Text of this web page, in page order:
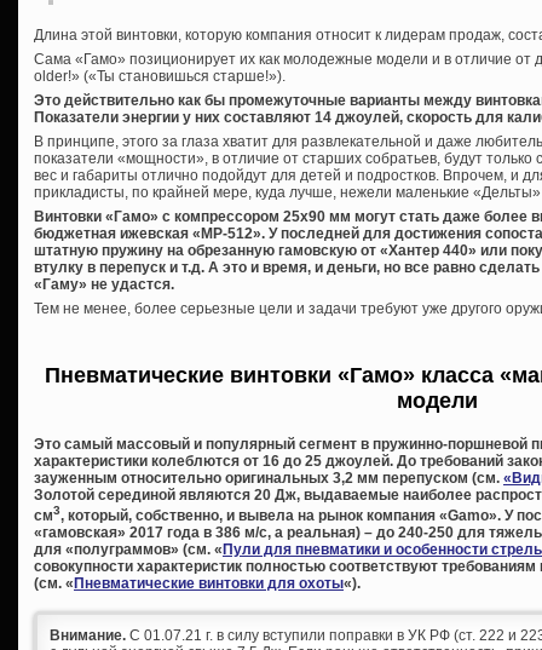
Длина этой винтовки, которую компания относит к лидерам продаж,
Сама «Гамо» позиционирует их как молодежные модели и в отличие от
older!» («Ты становишься старше!»).
Это действительно как бы промежуточные варианты между
Показатели энергии у них составляют 14 джоулей, скорость для
В принципе, этого за глаза хватит для развлекательной и даже
показатели «мощности», в отличие от старших собратьев, будут
вес и габариты отлично подойдут для детей и подростков. Впрочем, и
прикладисты, по крайней мере, куда лучше, нежели маленькие
Винтовки «Гамо» с компрессором 25х90 мм могут стать даже более
бюджетная ижевская «МР-512». У последней для достижения
штатную пружину на обрезанную гамовскую от «Хантер 440» или
втулку в перепуск и т.д. А это и время, и деньги, но все равно
«Гаму» не удастся.
Тем не менее, более серьезные цели и задачи требуют уже другого
Пневматические винтовки «Гамо» класса
модели
Это самый массовый и популярный сегмент в пружинно-поршневой
характеристики колеблются от 16 до 25 джоулей. До требований
зауженным относительно оригинальных 3,2 мм перепуском (см.
Золотой серединой являются 20 Дж, выдаваемые наиболее
см3, который, собственно, и вывела на рынок компания «Gamo». У
«гамовская» 2017 года в 386 м/с, а реальная) – до 240-250 для
для «полуграммов» (см. « Пули для пневматики и особенности
совокупности характеристик полностью соответствуют
(см. « Пневматические винтовки для охоты«).
Внимание. С 01.07.21 г. в силу вступили поправки в УК РФ (ст. 222 и